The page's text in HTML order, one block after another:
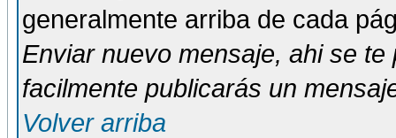
generalmente arriba de cada
Enviar nuevo mensaje, ahi se te
facilmente publicarás un
Volver arriba